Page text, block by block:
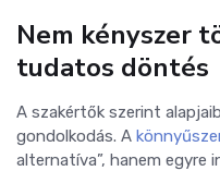
Nem kényszer
tudatos döntés
A szakértők szerint
gondolkodás. A
alternatíva”, hanem egyre